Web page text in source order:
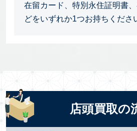
在留カード、特別永住証明書
どをいずれか1つお持ちくださ
店頭買取の